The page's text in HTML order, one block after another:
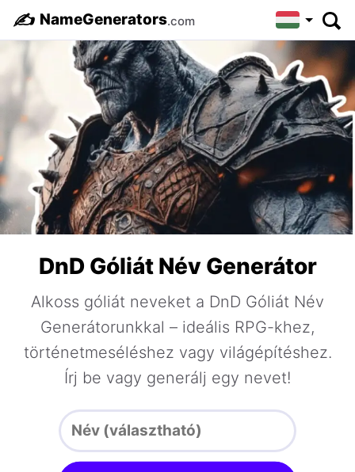
✍️ NameGenerators.com
DnD Góliát Név Generátor
Alkoss góliát neveket a DnD Góliát Név
Generátorunkkal – ideális RPG-khez,
történetmeséléshez vagy világépítéshez.
Írj be vagy generálj egy nevet!